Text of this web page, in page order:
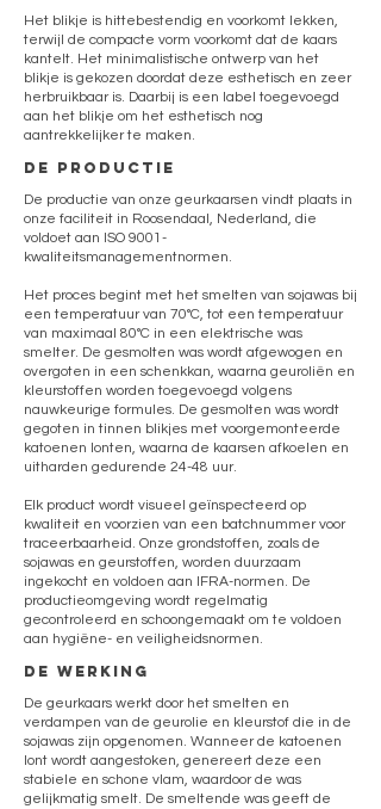
Het blikje is hittebestendig en voorkomt lekken,
terwijl de compacte vorm voorkomt dat de kaars
kantelt. Het minimalistische ontwerp van het
blikje is gekozen doordat deze esthetisch en zeer
herbruikbaar is. Daarbij is een label toegevoegd
aan het blikje om het esthetisch nog
aantrekkelijker te maken.
de productie
De productie van onze geurkaarsen vindt plaats in
onze faciliteit in Roosendaal, Nederland, die
voldoet aan ISO 9001-
kwaliteitsmanagementnormen.
Het proces begint met het smelten van sojawas bij
een temperatuur van 70°C, tot een temperatuur
van maximaal 80°C in een elektrische was
smelter. De gesmolten was wordt afgewogen en
overgoten in een schenkkan, waarna geuroliën en
kleurstoffen worden toegevoegd volgens
nauwkeurige formules. De gesmolten was wordt
gegoten in tinnen blikjes met voorgemonteerde
katoenen lonten, waarna de kaarsen afkoelen en
uitharden gedurende 24-48 uur.
Elk product wordt visueel geïnspecteerd op
kwaliteit en voorzien van een batchnummer voor
traceerbaarheid. Onze grondstoffen, zoals de
sojawas en geurstoffen, worden duurzaam
ingekocht en voldoen aan IFRA-normen. De
productieomgeving wordt regelmatig
gecontroleerd en schoongemaakt om te voldoen
aan hygiëne- en veiligheidsnormen.
de werking
De geurkaars werkt door het smelten en
verdampen van de geurolie en kleurstof die in de
sojawas zijn opgenomen. Wanneer de katoenen
lont wordt aangestoken, genereert deze een
stabiele en schone vlam, waardoor de was
gelijkmatig smelt. De smeltende was geeft de